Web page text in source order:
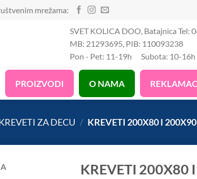
mrežama:
SVET KOLICA DOO, Batajnica Tel:
MB: 21293695, PIB: 110093238
Pon - Pet: 11-19h Subota: 10-16h
PROIZVODI O NAMA
ZA DECU / KREVETI 200X80 I 200X90
KREVETI 200X80